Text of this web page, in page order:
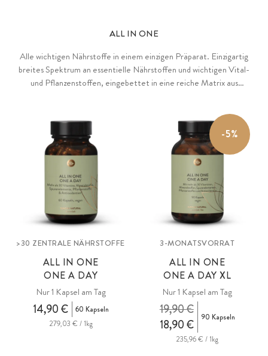
ALL IN ONE
Alle wichtigen Nährstoffe in einem einzigen Präparat. Einzigartig
breites Spektrum an essentielle Nährstoffen und wichtigen Vital-
und Pflanzenstoffen, eingebettet in eine reiche Matrix aus
>30 ZENTRALE NÄHRSTOFFE
ALL IN ONE
ONE A DAY
Nur 1 Kapsel am Tag
14,90 €
60 Kapseln
279,03 € / 1kg
-5%
3-MONATSVORRAT
ALL IN ONE
ONE A DAY XL
Nur 1 Kapsel am Tag
18,90 €
19,90 € 90 Kapseln
235,96 € / 1kg